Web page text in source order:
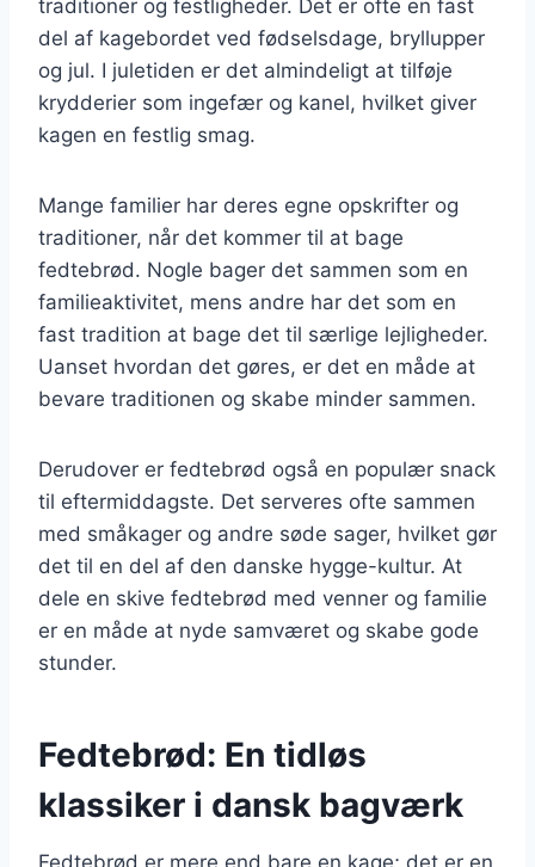
traditioner og festligheder. Det er ofte en fast
del af kagebordet ved fødselsdage, bryllupper
og jul. I juletiden er det almindeligt at tilføje
krydderier som ingefær og kanel, hvilket giver
kagen en festlig smag.
Mange familier har deres egne opskrifter og
traditioner, når det kommer til at bage
fedtebrød. Nogle bager det sammen som en
familieaktivitet, mens andre har det som en
fast tradition at bage det til særlige lejligheder.
Uanset hvordan det gøres, er det en måde at
bevare traditionen og skabe minder sammen.
Derudover er fedtebrød også en populær snack
til eftermiddagste. Det serveres ofte sammen
med småkager og andre søde sager, hvilket gør
det til en del af den danske hygge-kultur. At
dele en skive fedtebrød med venner og familie
er en måde at nyde samværet og skabe gode
stunder.
Fedtebrød: En tidløs
klassiker i dansk bagværk
Fedtebrød er mere end bare en kage; det er en